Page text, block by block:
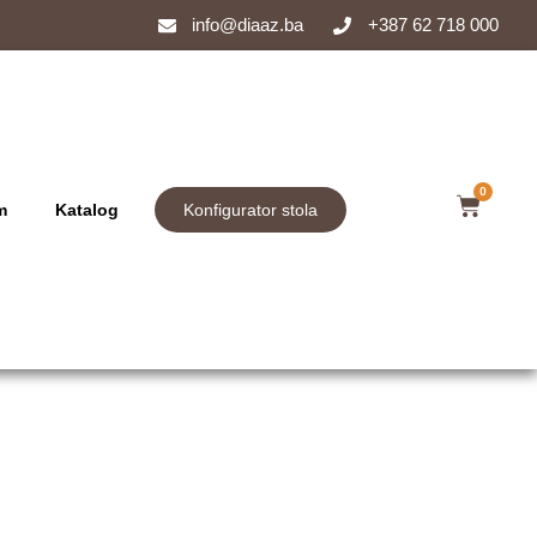
info@diaaz.ba +387 62 718 000
Katalog Konfigurator stola
0